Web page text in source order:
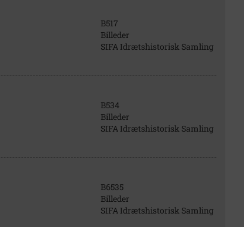
B517
Billeder
SIFA Idrætshistorisk Samling
B534
Billeder
SIFA Idrætshistorisk Samling
B6535
Billeder
SIFA Idrætshistorisk Samling